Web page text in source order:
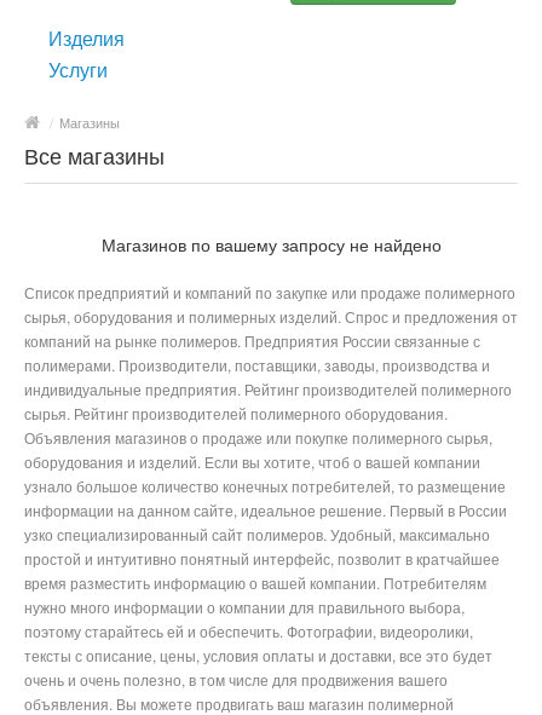
Изделия
Услуги
/ Магазины
Все магазины
Магазинов по вашему запросу не найдено
Список предприятий и компаний по закупке или продаже полимерного
сырья, оборудования и полимерных изделий. Спрос и предложения от
компаний на рынке полимеров. Предприятия России связанные с
полимерами. Производители, поставщики, заводы, производства и
индивидуальные предприятия. Рейтинг производителей полимерного
сырья. Рейтинг производителей полимерного оборудования.
Объявления магазинов о продаже или покупке полимерного сырья,
оборудования и изделий. Если вы хотите, чтоб о вашей компании
узнало большое количество конечных потребителей, то размещение
информации на данном сайте, идеальное решение. Первый в России
узко специализированный сайт полимеров. Удобный, максимально
простой и интуитивно понятный интерфейс, позволит в кратчайшее
время разместить информацию о вашей компании. Потребителям
нужно много информации о компании для правильного выбора,
поэтому старайтесь ей и обеспечить. Фотографии, видеоролики,
тексты с описание, цены, условия оплаты и доставки, все это будет
очень и очень полезно, в том числе для продвижения вашего
объявления. Вы можете продвигать ваш магазин полимерной